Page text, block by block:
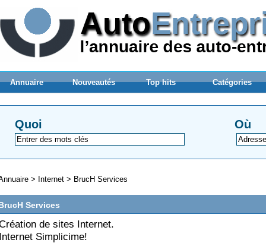
Annuaire Nouveautés Top hits Catégories
Quoi Où
> Internet > BrucH Services
Services
de sites Internet.
Simplicime!